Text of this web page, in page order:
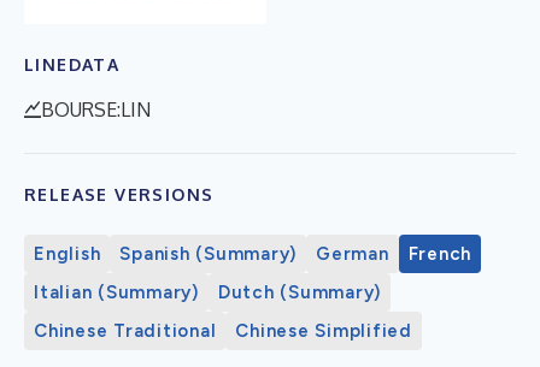
LINEDATA
BOURSE:LIN
RELEASE VERSIONS
English Spanish (Summary) German
French
Italian (Summary)
Dutch (Summary)
Chinese Traditional
Chinese Simplified